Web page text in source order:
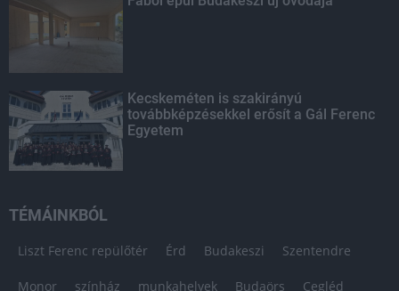
Kecskeméten is szakirányú
továbbképzésekkel erősít a Gál Ferenc
Egyetem
TÉMÁINKBÓL
Liszt Ferenc repülőtér Érd Budakeszi Szentendre
Monor színház munkahelyek Budaörs Cegléd